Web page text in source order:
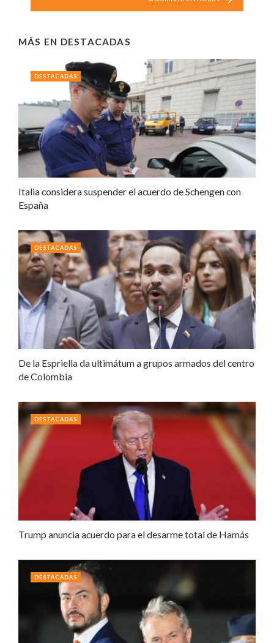
MÁS EN DESTACADAS
Italia considera suspender el acuerdo de Schengen con
España
DESTACADAS
De la Espriella da ultimátum a grupos armados del centro
de Colombia
DESTACADAS
Trump anuncia acuerdo para el desarme total de Hamás
DESTACADAS
DESTACADAS